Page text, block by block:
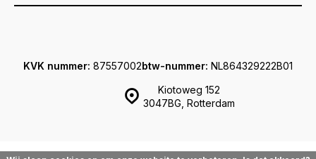
Kiotoweg 152
3047BG, Rotterdam
KVK nummer: 87557002btw-nummer: NL864329222B01